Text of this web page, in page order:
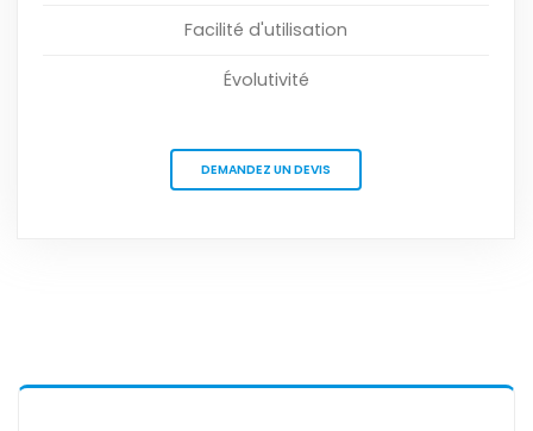
Facilité d'utilisation
Évolutivité
DEMANDEZ UN DEVIS